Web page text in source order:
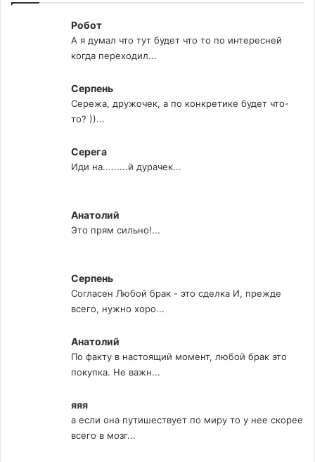
Робот
А я думал что тут будет что то по интересней
когда переходил...
Серпень
Сережа, дружочек, а по конкретике будет что-
то? ))...
Серега
Иди на.........й дурачек...
Анатолий
Это прям сильно!...
Серпень
Согласен Любой брак - это сделка И, прежде
всего, нужно хоро...
Анатолий
По факту в настоящий момент, любой брак это
покупка. Не важн...
яяя
а если она путишествует по миру то у нее скорее
всего в мозг...